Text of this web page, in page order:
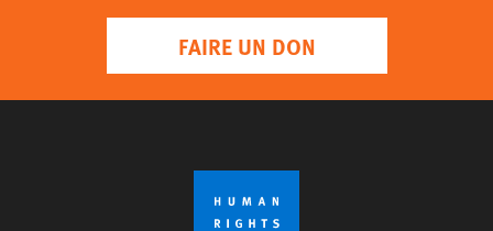
FAIRE UN DON